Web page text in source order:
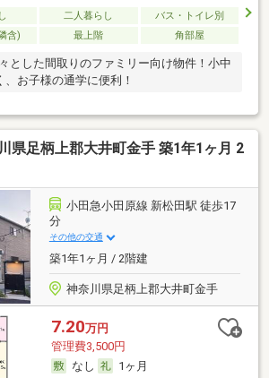
二人暮らし
バス・トイレ別
含)
最上階 角部屋
とした間取りのファミリー向け物件！小中
、お子様の通学に便利！
県足柄上郡大井町金手 築1年1ヶ月 2
小田急小田原線 新松田駅 徒歩17
分
その他の交通
築1年1ヶ月 / 2階建
神奈川県足柄上郡大井町金手
7.20万円
管理費3,500円
なし
1ヶ月